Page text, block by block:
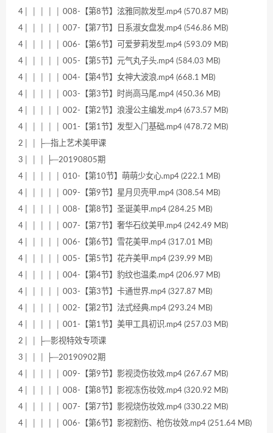
4│ │ │ │ │ 008-【第8节】泫雅同款发型.mp4 (570.87 MB)
4│ │ │ │ │ 007-【第7节】日系淑女盘发.mp4 (546.86 MB)
4│ │ │ │ │ 006-【第6节】可爱萝莉发型.mp4 (593.09 MB)
4│ │ │ │ │ 005-【第5节】元气丸子头.mp4 (584.03 MB)
4│ │ │ │ │ 004-【第4节】女神大波浪.mp4 (668.1 MB)
4│ │ │ │ │ 003-【第3节】时尚高马尾.mp4 (450.36 MB)
4│ │ │ │ │ 002-【第2节】浪漫公主编发.mp4 (673.57 MB)
4│ │ │ │ │ 001-【第1节】发型入门基础.mp4 (478.72 MB)
2│ │ ├─指上艺术美甲课
3│ │ │ ├─20190805期
4│ │ │ │ │ 010-【第10节】萌萌少女心.mp4 (222.1 MB)
4│ │ │ │ │ 009-【第9节】星月贝壳甲.mp4 (308.54 MB)
4│ │ │ │ │ 008-【第8节】圣诞美甲.mp4 (284.25 MB)
4│ │ │ │ │ 007-【第7节】奢华石纹美甲.mp4 (242.49 MB)
4│ │ │ │ │ 006-【第6节】雪花美甲.mp4 (317.01 MB)
4│ │ │ │ │ 005-【第5节】花卉美甲.mp4 (239.99 MB)
4│ │ │ │ │ 004-【第4节】豹纹也温柔.mp4 (206.97 MB)
4│ │ │ │ │ 003-【第3节】卡通世界.mp4 (327.87 MB)
4│ │ │ │ │ 002-【第2节】法式经典.mp4 (293.24 MB)
4│ │ │ │ │ 001-【第1节】美甲工具初识.mp4 (257.03 MB)
2│ │ ├─影视特效专项课
3│ │ │ ├─20190902期
4│ │ │ │ │ 009-【第9节】影视烫伤妆效.mp4 (267.67 MB)
4│ │ │ │ │ 008-【第8节】影视冻伤妆效.mp4 (320.92 MB)
4│ │ │ │ │ 007-【第7节】影视烧伤妆效.mp4 (330.22 MB)
4│ │ │ │ │ 006-【第6节】影视割伤、枪伤妆效.mp4 (251.64 MB)